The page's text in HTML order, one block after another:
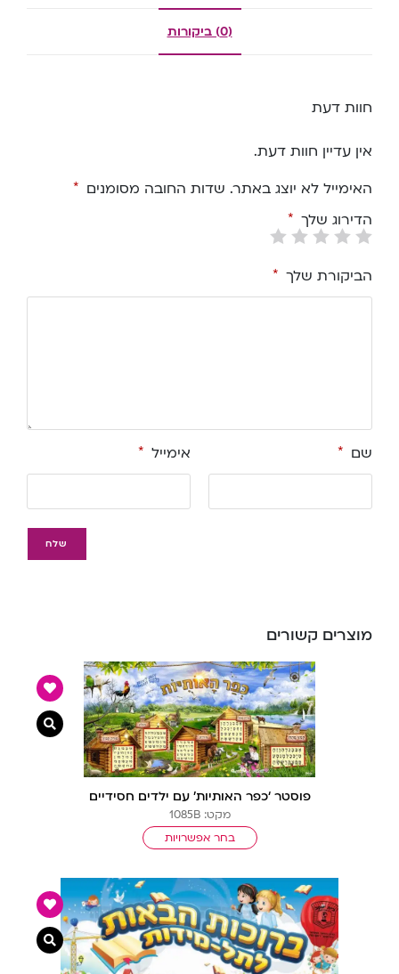
(0) ביקורות
חוות דעת
אין עדיין חוות דעת.
האימייל לא יוצג באתר. שדות החובה מסומנים *
הדירוג שלך *
הביקורת שלך *
שם * אימייל *
מוצרים קשורים
פוסטר ‘כפר האותיות’ עם ילדים חסידיים
מקט: 1085B
בחר אפשרויות
צפייה
צפייה